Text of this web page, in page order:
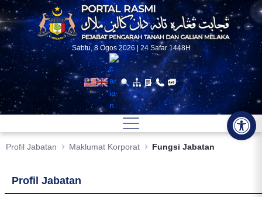
Skip to Main Content
Sabtu, 8 Ogos 2026 | 24 Safar 1448H
Profil Jabatan Maklumat Korporat Fungsi Jabatan
Profil Jabatan